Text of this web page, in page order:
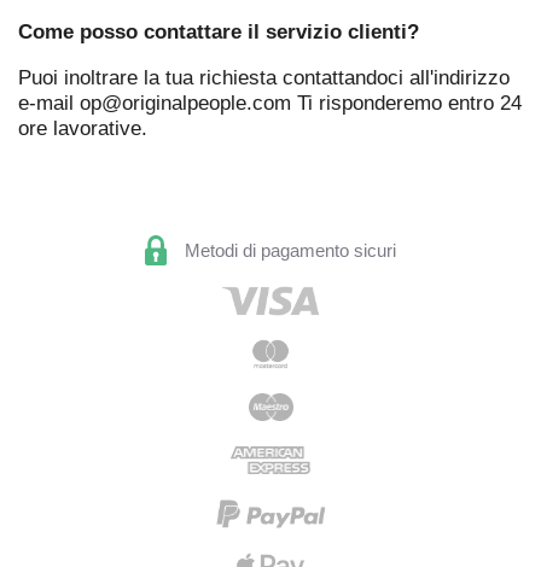
Come posso contattare il servizio clienti?
Puoi inoltrare la tua richiesta contattandoci all'indirizzo
e-mail op@originalpeople.com Ti risponderemo entro 24
ore lavorative.
Metodi di pagamento sicuri